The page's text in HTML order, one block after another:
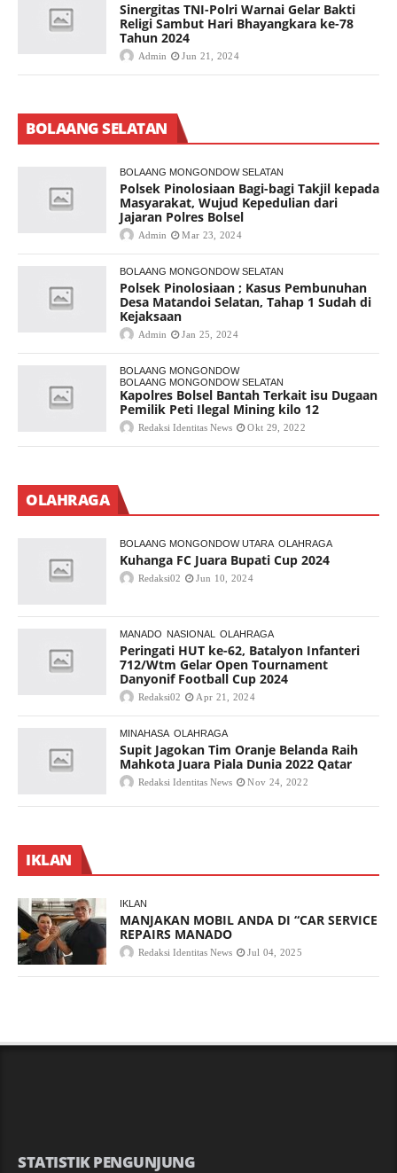
Sinergitas TNI-Polri Warnai Gelar Bakti
Religi Sambut Hari Bhayangkara ke-78
Tahun 2024
Admin Jun 21, 2024
BOLAANG SELATAN
BOLAANG MONGONDOW SELATAN
Polsek Pinolosiaan Bagi-bagi Takjil kepada
Masyarakat, Wujud Kepedulian dari
Jajaran Polres Bolsel
Admin Mar 23, 2024
BOLAANG MONGONDOW SELATAN
Polsek Pinolosiaan ; Kasus Pembunuhan
Desa Matandoi Selatan, Tahap 1 Sudah di
Kejaksaan
Admin Jan 25, 2024
BOLAANG MONGONDOW
BOLAANG MONGONDOW SELATAN
Kapolres Bolsel Bantah Terkait isu Dugaan
Pemilik Peti Ilegal Mining kilo 12
Redaksi Identitas News Okt 29, 2022
OLAHRAGA
BOLAANG MONGONDOW UTARA OLAHRAGA
Kuhanga FC Juara Bupati Cup 2024
Redaksi02 Jun 10, 2024
MANADO NASIONAL OLAHRAGA
Peringati HUT ke-62, Batalyon Infanteri
712/Wtm Gelar Open Tournament
Danyonif Football Cup 2024
Redaksi02 Apr 21, 2024
MINAHASA OLAHRAGA
Supit Jagokan Tim Oranje Belanda Raih
Mahkota Juara Piala Dunia 2022 Qatar
Redaksi Identitas News Nov 24, 2022
IKLAN
IKLAN
MANJAKAN MOBIL ANDA DI “CAR SERVICE
REPAIRS MANADO
Redaksi Identitas News Jul 04, 2025
STATISTIK PENGUNJUNG